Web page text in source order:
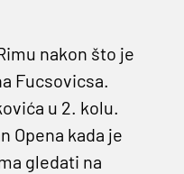
nakon što je
Fucsovicsa.
u 2. kolu.
Opena kada je
gledati na